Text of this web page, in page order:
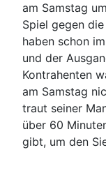
am Samstag
Spiel gegen
haben schon
und der
Kontrahenten
am Samstag
traut seiner
über 60
gibt, um den